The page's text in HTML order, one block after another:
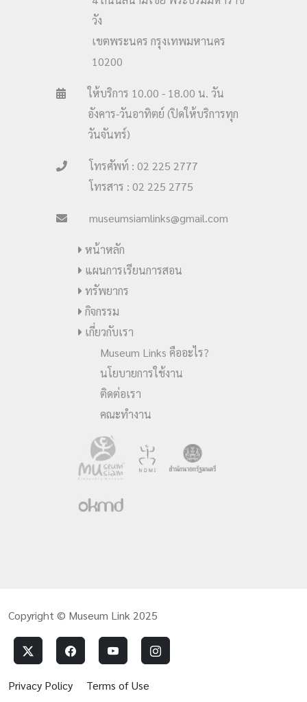
วัง
เขตพระนคร กรุงเทพมหานคร
10200
ให้บริการ 10.00 - 18.00 น. วัน
อังคาร-วันอาทิตย์ (ปิดให้บริการทุก
วันจันทร์)
โทรศัพท์ : 02 225 2777
โทรสาร : 02 225 2775
museumsiamlinks@gmail.com
หน้าหลัก
แผนการเรียนการสอน
ทรัพยากร
กิจกรรม
เกี่ยวกับเรา
Museum Links คืออะไร?
นโยบายการใช้งาน
ติดต่อเรา
คณะทำงาน
Copyright © Museum Link 2025
Privacy Policy Terms of Use